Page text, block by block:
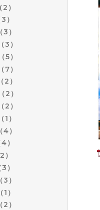
）
）
）
）
）
）
）
）
）
）
）
）
）
）
）
）